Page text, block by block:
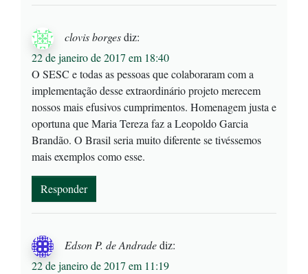
clovis borgesdiz:
22 de janeiro de 2017 em 18:40
O SESC e todas as pessoas que colaboraram com a
implementação desse extraordinário projeto merecem
nossos mais efusivos cumprimentos. Homenagem justa e
oportuna que Maria Tereza faz a Leopoldo Garcia
Brandão. O Brasil seria muito diferente se tivéssemos
mais exemplos como esse.
Responder
Edson P. de Andradediz:
22 de janeiro de 2017 em 11:19